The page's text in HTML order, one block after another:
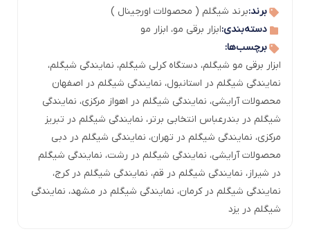
برند:برند شیگلم ( محصولات اورجینال )
دسته‌بندی:ابزار برقی مو، ابزار مو
برچسب‌ها:
ابزار برقی مو شیگلم، دستگاه کرلی شیگلم، نمایندگی شیگلم،
نمایندگی شیگلم در استانبول، نمایندگی شیگلم در اصفهان
محصولات آرایشی، نمایندگی شیگلم در اهواز مرکزی، نمایندگی
شیگلم در بندرعباس انتخابی برتر، نمایندگی شیگلم در تبریز
مرکزی، نمایندگی شیگلم در تهران، نمایندگی شیگلم در دبی
محصولات آرایشی، نمایندگی شیگلم در رشت، نمایندگی شیگلم
در شیراز، نمایندگی شیگلم در قم، نمایندگی شیگلم در کرج،
نمایندگی شیگلم در کرمان، نمایندگی شیگلم در مشهد، نمایندگی
شیگلم در یزد